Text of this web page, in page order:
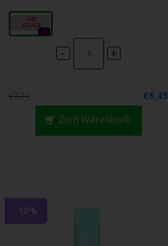
20mg
0x
- +
€7,21
€6,49
Zum Warenkorb
-10%